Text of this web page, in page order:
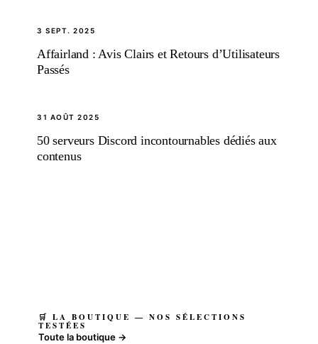
3 SEPT. 2025
Affairland : Avis Clairs et Retours d’Utilisateurs
Passés
31 AOÛT 2025
50 serveurs Discord incontournables dédiés aux
contenus
🛒 LA BOUTIQUE — NOS SÉLECTIONS
TESTÉES
Toute la boutique →